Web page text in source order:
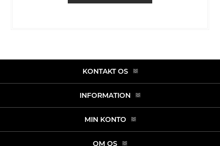
KONTAKT OS
INFORMATION
MIN KONTO
OM OS